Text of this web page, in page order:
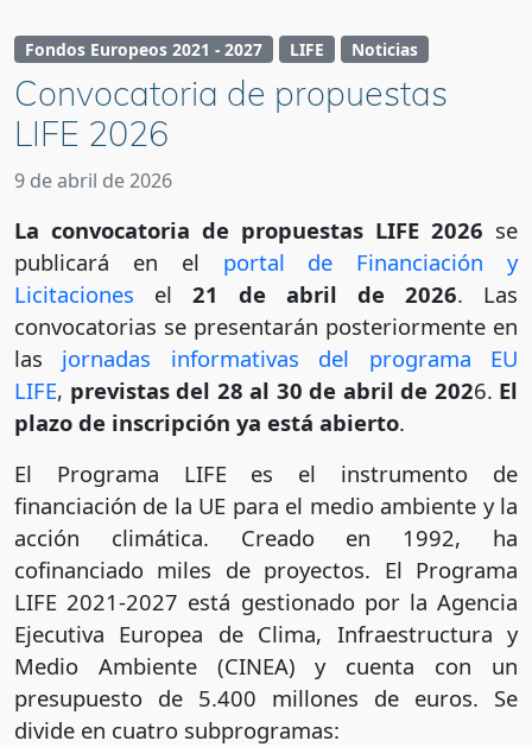
Fondos Europeos 2021 - 2027 LIFE Noticias
Convocatoria de propuestas
LIFE 2026
9 de abril de 2026
La convocatoria de propuestas LIFE 2026 se
publicará en el portal de Financiación y
Licitaciones el 21 de abril de 2026. Las
convocatorias se presentarán posteriormente en
las jornadas informativas del programa EU
LIFE, previstas del 28 al 30 de abril de 2026. El
plazo de inscripción ya está abierto.
El Programa LIFE es el instrumento de
financiación de la UE para el medio ambiente y la
acción climática. Creado en 1992, ha
cofinanciado miles de proyectos. El Programa
LIFE 2021-2027 está gestionado por la Agencia
Ejecutiva Europea de Clima, Infraestructura y
Medio Ambiente (CINEA) y cuenta con un
presupuesto de 5.400 millones de euros. Se
divide en cuatro subprogramas: